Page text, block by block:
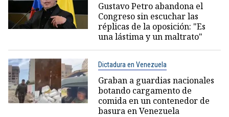
Gustavo Petro abandona el
Congreso sin escuchar las
réplicas de la oposición: "Es
una lástima y un maltrato"
Dictadura en Venezuela
Graban a guardias nacionales
botando cargamento de
comida en un contenedor de
basura en Venezuela